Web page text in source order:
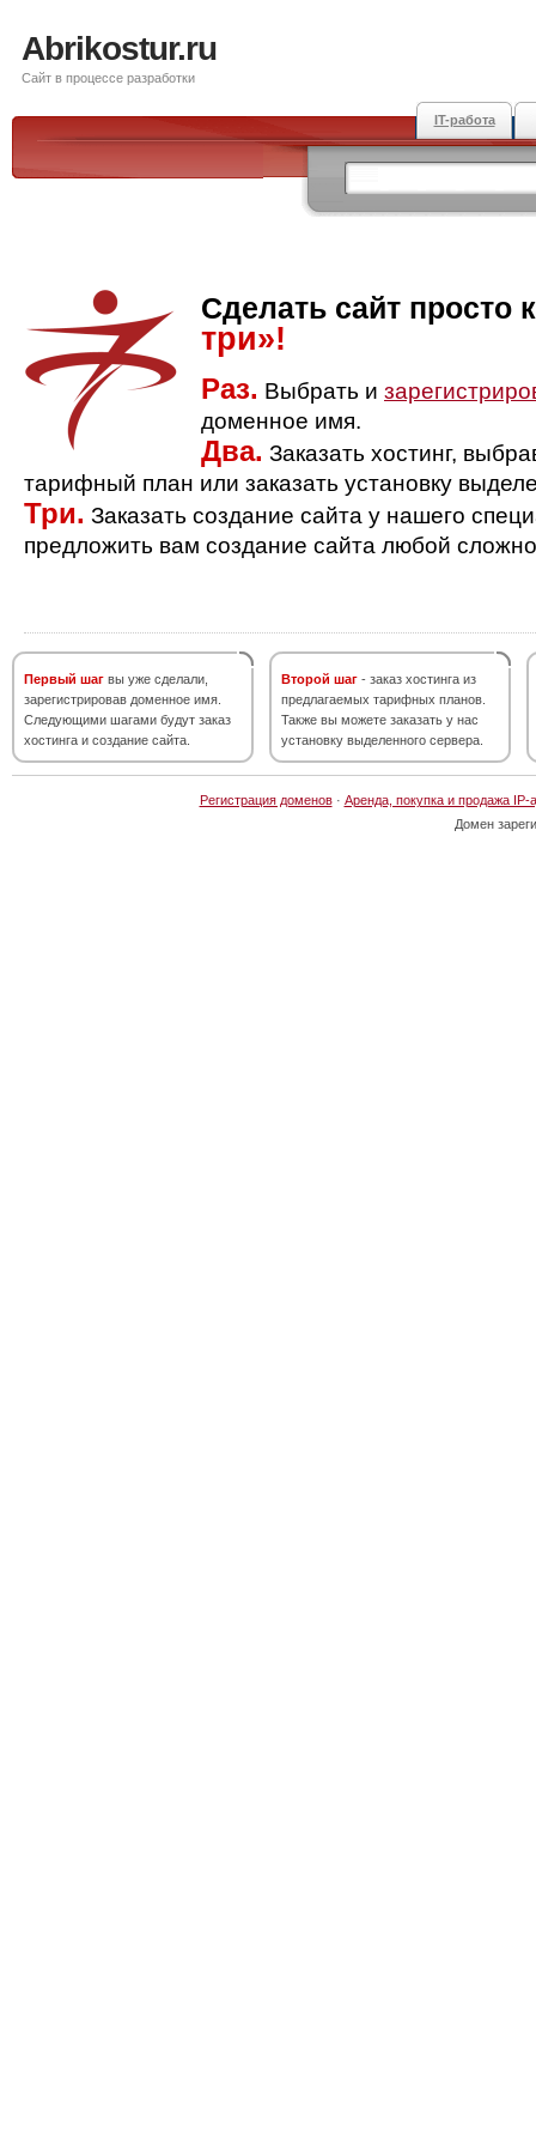
Abrikostur.ru
Сайт в процессе разработки
IT-работа
Сделать сайт просто
три»!
Раз. Выбрать и
доменное имя.
Два. Заказать хостинг,
тарифный план или заказать установку
Три. Заказать создание сайта у нашего
предложить вам создание сайта любой
Первый шаг вы уже сделали,
зарегистрировав доменное имя.
Следующими шагами будут заказ
хостинга и создание сайта.
Второй шаг - заказ хостинга из
предлагаемых тарифных планов.
Также вы можете заказать у нас
установку выделенного сервера.
Регистрация доменов· Аренда, покупка и продажа IP-
Домен